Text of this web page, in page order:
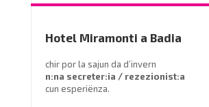
- Tel. 0474 555141
Hotel Miramonti a Badia
chir por la sajun da d’invern
n:na secreter:ia / rezezionist:a
cun esperiënza.